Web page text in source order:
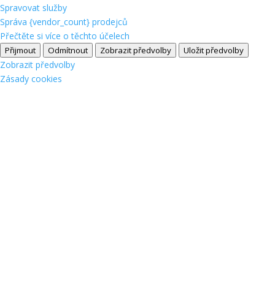
Spravovat služby
Správa {vendor_count} prodejců
Přečtěte si více o těchto účelech
Přijmout Odmítnout Zobrazit předvolby Uložit předvolby
Zobrazit předvolby
Zásady cookies